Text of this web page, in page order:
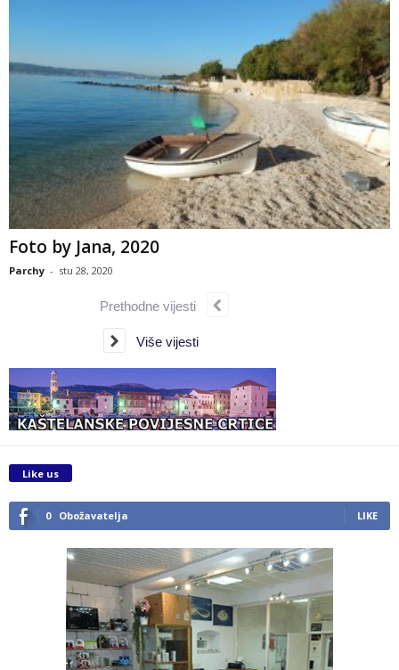
Foto by Jana, 2020
Parchy - stu 28, 2020
Prethodne vijesti
Više vijesti
Like us
0 Obožavatelja LIKE